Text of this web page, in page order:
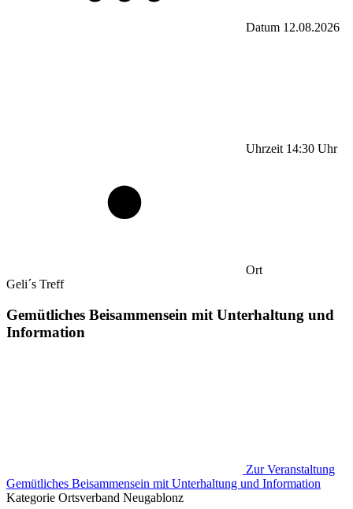
Datum 12.08.2026
Uhrzeit 14:30 Uhr
Ort
Geli´s Treff
Gemütliches Beisammensein mit Unterhaltung und
Information
Zur Veranstaltung
Gemütliches Beisammensein mit Unterhaltung und Information
Kategorie Ortsverband Neugablonz